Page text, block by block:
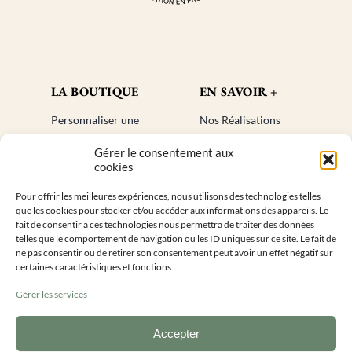
Gérer le consentement aux
cookies
Pour offrir les meilleures expériences, nous utilisons des technologies telles
que les cookies pour stocker et/ou accéder aux informations des appareils. Le
fait de consentir à ces technologies nous permettra de traiter des données
telles que le comportement de navigation ou les ID uniques sur ce site. Le fait de
ne pas consentir ou de retirer son consentement peut avoir un effet négatif sur
certaines caractéristiques et fonctions.
Gérer les services
Accepter
LA BOUTIQUE
Personnaliser une
Cadeaux invités
Livraisons
Retours
EN SAVOIR +
Nos Réalisations
Créer un compte
Faq
INFORMATIONS DE CONTACT
Lundi au vendredi 9h – 16h